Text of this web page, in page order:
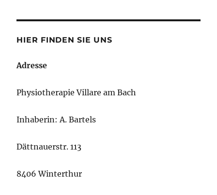
HIER FINDEN SIE UNS
Adresse
Physiotherapie Villare am Bach
Inhaberin: A. Bartels
Dättnauerstr. 113
8406 Winterthur